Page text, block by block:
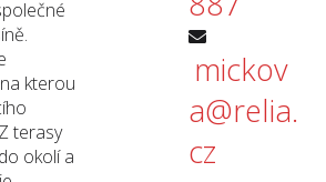
kterou
terasy
okolí a
mickov
a@relia.
cz